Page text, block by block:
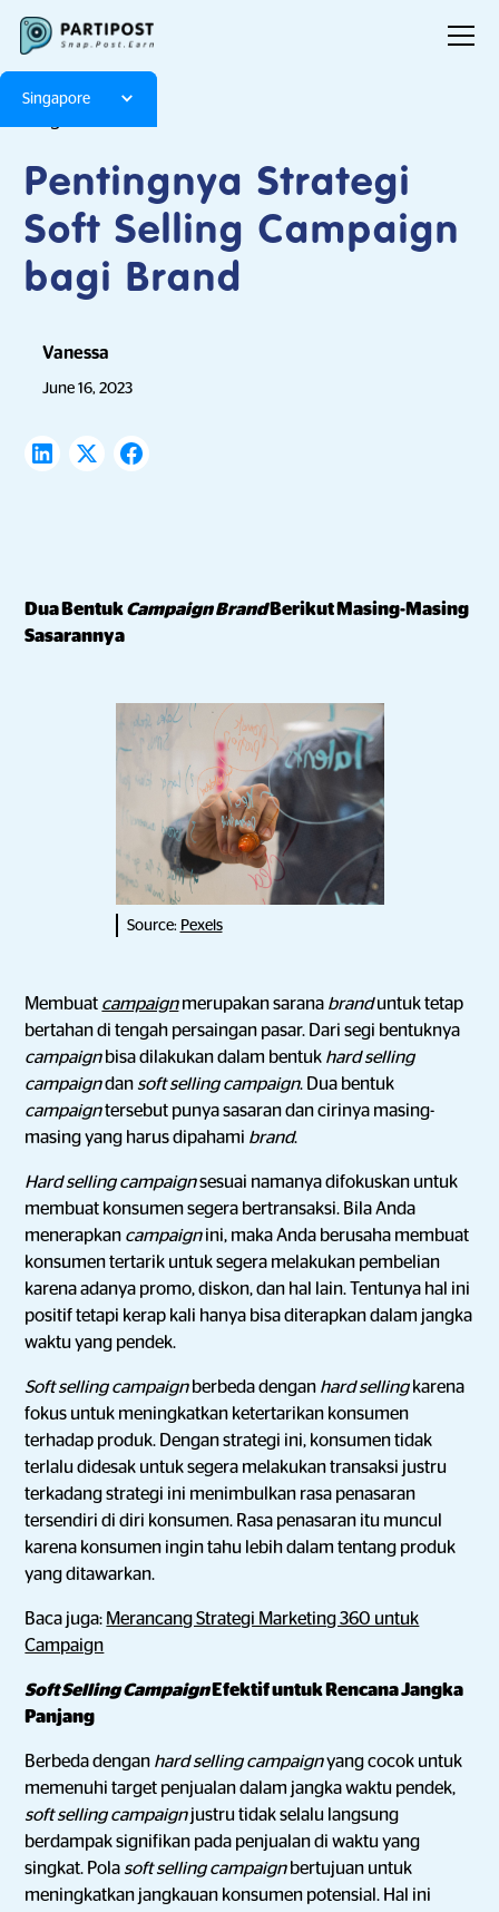
Singapore
Pentingnya Strategi
Soft Selling Campaign
bagi Brand
Vanessa
June 16, 2023
Dua BentukCampaign Brand Berikut Masing-Masing
Sasarannya
Source: Pexels
Membuat campaign merupakan sarana branduntuk tetap
bertahan di tengah persaingan pasar. Dari segi bentuknya
campaign bisa dilakukan dalam bentuk hard selling
campaigndan soft selling campaign. Dua bentuk
campaigntersebut punya sasaran dan cirinya masing-
masing yang harus dipahami brand.
Hard selling campaignsesuai namanya difokuskan untuk
membuat konsumen segera bertransaksi. Bila Anda
menerapkan campaignini, maka Anda berusaha membuat
konsumen tertarik untuk segera melakukan pembelian
karena adanya promo, diskon, dan hal lain. Tentunya hal ini
positif tetapi kerap kali hanya bisa diterapkan dalam jangka
waktu yang pendek.
Soft selling campaign berbeda dengan hard selling karena
fokus untuk meningkatkan ketertarikan konsumen
terhadap produk. Dengan strategi ini, konsumen tidak
terlalu didesak untuk segera melakukan transaksi justru
terkadang strategi ini menimbulkan rasa penasaran
tersendiri di diri konsumen. Rasa penasaran itu muncul
karena konsumen ingin tahu lebih dalam tentang produk
yang ditawarkan.
Baca juga: Merancang Strategi Marketing 360 untuk
Campaign
Soft Selling Campaign Efektif untuk Rencana Jangka
Panjang
Berbeda dengan hard selling campaignyang cocok untuk
memenuhi target penjualan dalam jangka waktu pendek,
soft selling campaignjustru tidak selalu langsung
berdampak signifikan pada penjualan di waktu yang
singkat. Pola soft selling campaign bertujuan untuk
meningkatkan jangkauan konsumen potensial. Hal ini